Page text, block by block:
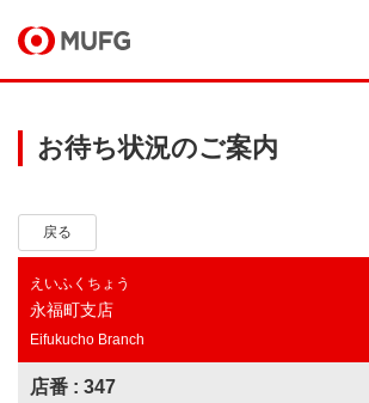
お待ち状況のご案内
戻る
えいふくちょう
永福町支店
Eifukucho Branch
店番 : 347